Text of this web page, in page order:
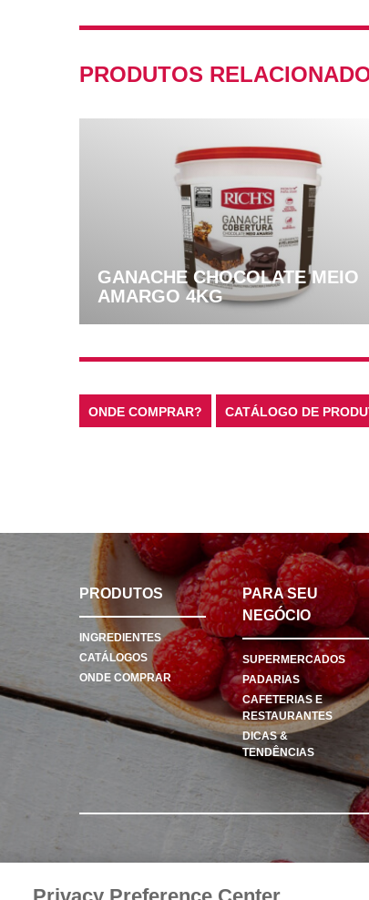
PRODUTOS
GANACHE CHOCOLATE MEIO
AMARGO 4KG
ONDE COMPRAR? CATÁLOGO DE
PRODUTOS
INGREDIENTES
CATÁLOGOS
ONDE COMPRAR
PARA SEU
NEGÓCIO
SUPERMERCADOS
PADARIAS
CAFETERIAS E
RESTAURANTES
DICAS &
TENDÊNCIAS